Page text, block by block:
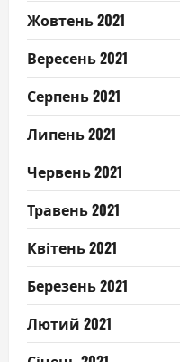
Жовтень 2021
Вересень 2021
Серпень 2021
Липень 2021
Червень 2021
Травень 2021
Квітень 2021
Березень 2021
Лютий 2021